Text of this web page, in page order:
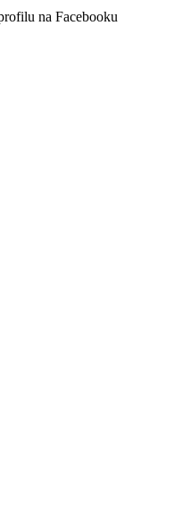
na Facebooku